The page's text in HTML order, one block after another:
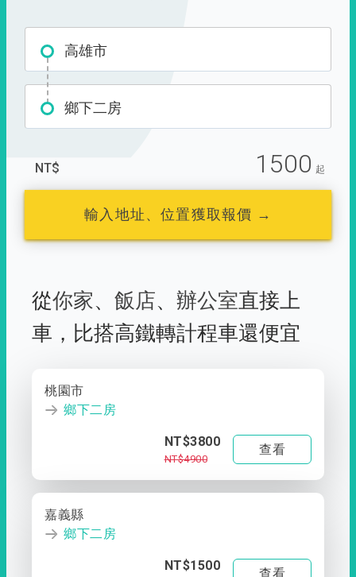
高雄市
鄉下二房
NT$ 1500 起
輸入地址、位置獲取報價 →
從你家、 飯店、 辦公室直接上
車， 比搭高鐵轉計程車還便宜
桃園市
鄉下二房
NT$3800
NT$4900
查看
嘉義縣
鄉下二房
NT$1500
查看